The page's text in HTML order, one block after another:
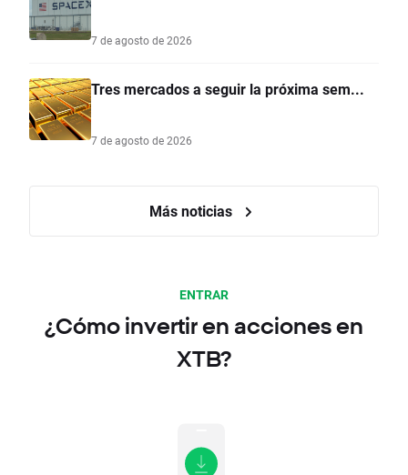
7 de agosto de 2026
Tres mercados a seguir la próxima sem...
7 de agosto de 2026
Más noticias
ENTRAR
¿Cómo invertir en acciones en
XTB?